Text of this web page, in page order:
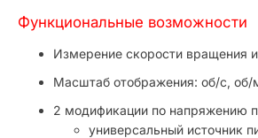
Функциональные возможности
Измерение скорости вращения
Масштаб отображения: об/с, об/
2 модификации по напряжению
универсальный источник